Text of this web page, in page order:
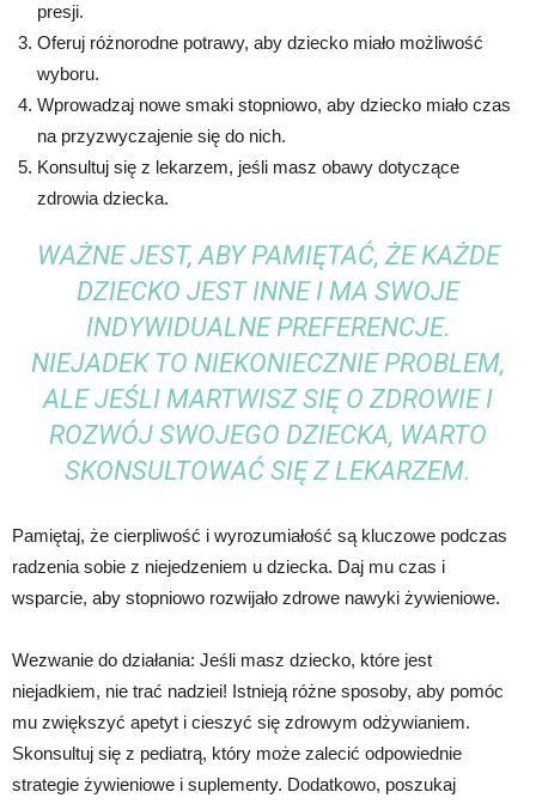
presji.
Oferuj różnorodne potrawy, aby dziecko miało możliwość
wyboru.
Wprowadzaj nowe smaki stopniowo, aby dziecko miało czas
na przyzwyczajenie się do nich.
Konsultuj się z lekarzem, jeśli masz obawy dotyczące
zdrowia dziecka.
WAŻNE JEST, ABY PAMIĘTAĆ, ŻE KAŻDE
DZIECKO JEST INNE I MA SWOJE
INDYWIDUALNE PREFERENCJE.
NIEJADEK TO NIEKONIECZNIE PROBLEM,
ALE JEŚLI MARTWISZ SIĘ O ZDROWIE I
ROZWÓJ SWOJEGO DZIECKA, WARTO
SKONSULTOWAĆ SIĘ Z LEKARZEM.
Pamiętaj, że cierpliwość i wyrozumiałość są kluczowe podczas
radzenia sobie z niejedzeniem u dziecka. Daj mu czas i
wsparcie, aby stopniowo rozwijało zdrowe nawyki żywieniowe.
Wezwanie do działania: Jeśli masz dziecko, które jest
niejadkiem, nie trać nadziei! Istnieją różne sposoby, aby pomóc
mu zwiększyć apetyt i cieszyć się zdrowym odżywianiem.
Skonsultuj się z pediatrą, który może zalecić odpowiednie
strategie żywieniowe i suplementy. Dodatkowo, poszukaj